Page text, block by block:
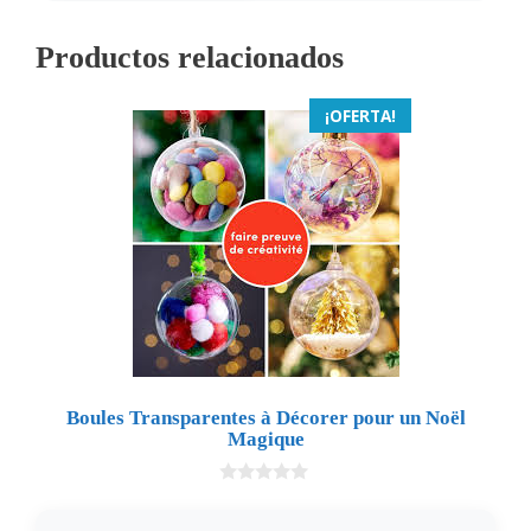
Productos relacionados
¡OFERTA!
Boules Transparentes à Décorer pour un Noël
Magique